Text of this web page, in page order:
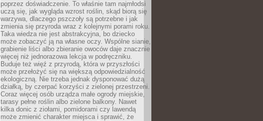
poprzez doświadczenie. To właśnie tam najmłodsi
uczą się, jak wygląda wzrost roślin, skąd biorą się
warzywa, dlaczego pszczoły są potrzebne i jak
zmienia się przyroda wraz z kolejnymi porami roku.
Taka wiedza nie jest abstrakcyjna, bo dziecko
może zobaczyć ją na własne oczy. Wspólne sianie,
grabienie liści albo zbieranie owoców daje znacznie
więcej niż jednorazowa lekcja w podręczniku.
Buduje też więź z przyrodą, która w przyszłości
może przełożyć się na większą odpowiedzialność
ekologiczną. Nie trzeba jednak dysponować dużą
działką, by czerpać korzyści z zielonej przestrzeni.
Coraz więcej osób urządza małe ogrody miejskie,
tarasy pełne roślin albo zielone balkony. Nawet
kilka donic z ziołami, pomidorami czy lawendą
może zmienić charakter miejsca i sprawić, że